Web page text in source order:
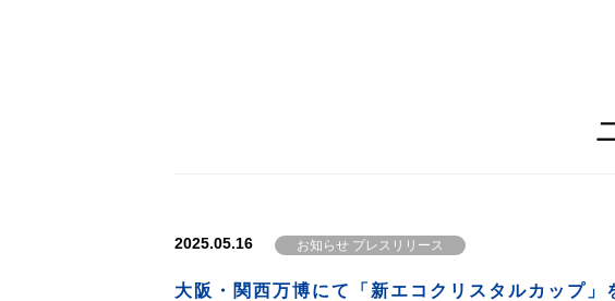
2025.05.16 お知らせ プレスリリース
大阪・関西万博にて「新エコクリスタルカップ」